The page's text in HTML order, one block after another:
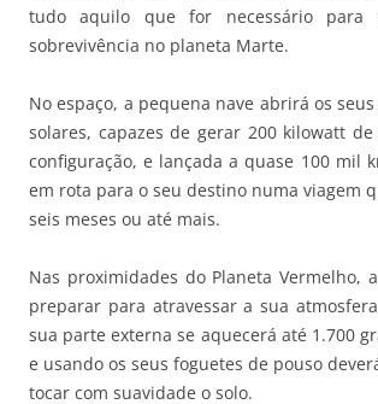
tudo aquilo que for necessário
sobrevivência no planeta Marte.
No espaço, a pequena nave abrirá os
solares, capazes de gerar 200 kilowatt de
configuração, e lançada a quase 100 mil
em rota para o seu destino numa viagem
seis meses ou até mais.
Nas proximidades do Planeta Vermelho,
preparar para atravessar a sua
sua parte externa se aquecerá até 1.700
e usando os seus foguetes de pouso
tocar com suavidade o solo.